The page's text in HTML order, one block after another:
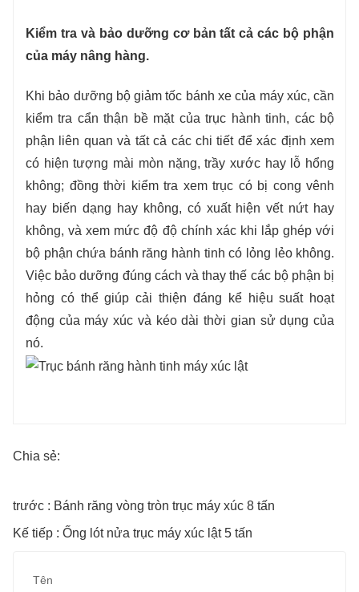
Kiểm tra và bảo dưỡng cơ bản tất cả các bộ phận
của máy nâng hàng.
Khi bảo dưỡng bộ giảm tốc bánh xe của máy xúc, cần
kiểm tra cẩn thận bề mặt của trục hành tinh, các bộ
phận liên quan và tất cả các chi tiết để xác định xem
có hiện tượng mài mòn nặng, trầy xước hay lỗ hổng
không; đồng thời kiểm tra xem trục có bị cong vênh
hay biến dạng hay không, có xuất hiện vết nứt hay
không, và xem mức độ độ chính xác khi lắp ghép với
bộ phận chứa bánh răng hành tinh có lỏng lẻo không.
Việc bảo dưỡng đúng cách và thay thế các bộ phận bị
hỏng có thể giúp cải thiện đáng kể hiệu suất hoạt
động của máy xúc và kéo dài thời gian sử dụng của
nó.
Chia sẻ:
trước : Bánh răng vòng tròn trục máy xúc 8 tấn
Kế tiếp : Ống lót nửa trục máy xúc lật 5 tấn
Tên